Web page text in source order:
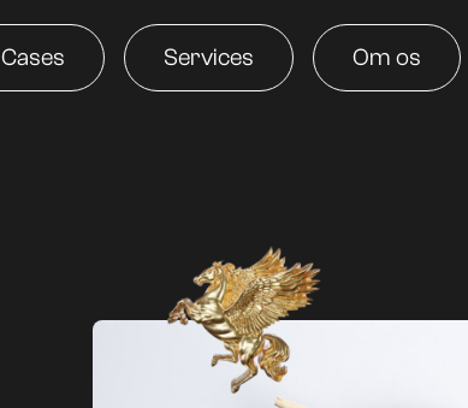
Cases Services Om os